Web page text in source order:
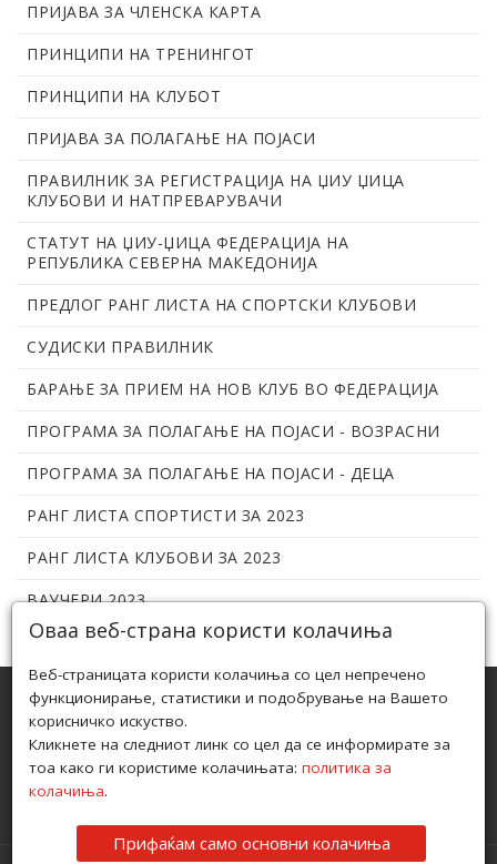
ПРИЈАВА ЗА ЧЛЕНСКА КАРТА
ПРИНЦИПИ НА ТРЕНИНГОТ
ПРИНЦИПИ НА КЛУБОТ
ПРИЈАВА ЗА ПОЛАГАЊЕ НА ПОЈАСИ
ПРАВИЛНИК ЗА РЕГИСТРАЦИЈА НА ЏИУ ЏИЦА
КЛУБОВИ И НАТПРЕВАРУВАЧИ
СТАТУТ НА ЏИУ-ЏИЦА ФЕДЕРАЦИЈА НА
РЕПУБЛИКА СЕВЕРНА МАКЕДОНИЈА
ПРЕДЛОГ РАНГ ЛИСТА НА СПОРТСКИ КЛУБОВИ
СУДИСКИ ПРАВИЛНИК
БАРАЊЕ ЗА ПРИЕМ НА НОВ КЛУБ ВО ФЕДЕРАЦИЈА
ПРОГРАМА ЗА ПОЛАГАЊЕ НА ПОЈАСИ - ВОЗРАСНИ
ПРОГРАМА ЗА ПОЛАГАЊЕ НА ПОЈАСИ - ДЕЦА
РАНГ ЛИСТА СПОРТИСТИ ЗА 2023
РАНГ ЛИСТА КЛУБОВИ ЗА 2023
ВАУЧЕРИ 2023
ЏИУ ЏИЦА ФЕДЕРАЦИЈА НА РЕПУБЛИКА СЕВЕРНА
МАКЕДОНИЈА ПРИЗНАЕНА ОД АГЕНЦИЈАТА ЗА МЛАДИ И
СПОРТ ПОД БРОЈ 08-286/1 ОД 04.02.2010
Оваа веб-страна користи колачиња
Веб-страницата користи колачиња со цел непречено
функционирање, статистики и подобрување на Вашето
корисничко искуство.
Кликнете на следниот линк со цел да се информирате за
тоа како ги користиме колачињата: политика за
колачиња.
Прифаќам само основни колачиња